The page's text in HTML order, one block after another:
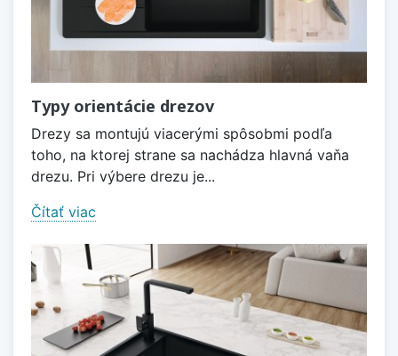
Typy orientácie drezov
Drezy sa montujú viacerými spôsobmi podľa
toho, na ktorej strane sa nachádza hlavná vaňa
drezu. Pri výbere drezu je...
Čítať viac